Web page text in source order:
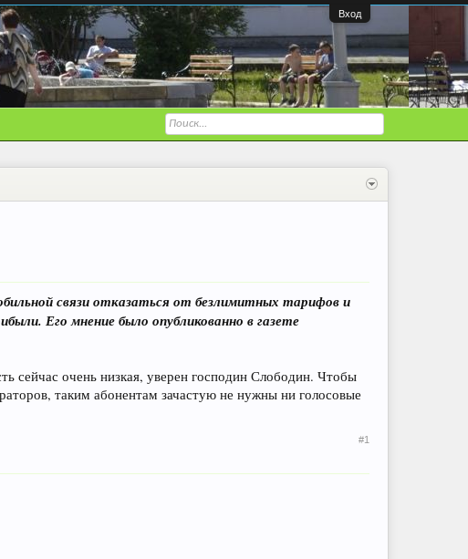
Вход
связи отказаться от безлимитных тарифов и
Его мнение было опубликованно в газете
сейчас очень низкая, уверен господин Слободин. Чтобы
таким абонентам зачастую не нужны ни голосовые
#1